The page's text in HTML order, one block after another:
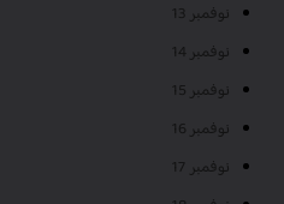
نوفمبر 13
نوفمبر 14
نوفمبر 15
نوفمبر 16
نوفمبر 17